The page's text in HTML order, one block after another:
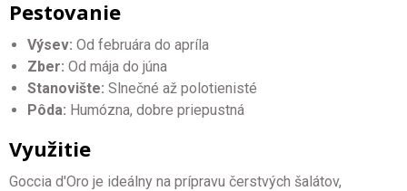
Pestovanie
Výsev: Od februára do apríla
Zber: Od mája do júna
Stanovište: Slnečné až polotienisté
Pôda: Humózna, dobre priepustná
Využitie
Goccia d'Oro je ideálny na prípravu čerstvých šalátov,